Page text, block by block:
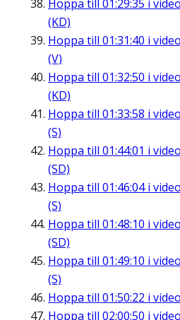
Hoppa till 01:29:35 i
(KD)
Hoppa till 01:31:40 i
(V)
Hoppa till 01:32:50 i
(KD)
Hoppa till 01:33:58 i
(S)
Hoppa till 01:44:01 i
(SD)
Hoppa till 01:46:04i
(S)
Hoppa till 01:48:10 i
(SD)
Hoppa till 01:49:10 i
(S)
Hoppa till 01:50:22 i
Hoppa till 02:00:50 i